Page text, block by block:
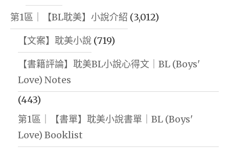
第1區｜【BL耽美】小說介紹 (3,012)
【文案】耽美小說 (719)
【書籍評論】耽美BL小說心得文｜BL (Boys'
Love) Notes
(443)
第1區｜【書單】耽美小說書單｜BL (Boys'
Love) Booklist